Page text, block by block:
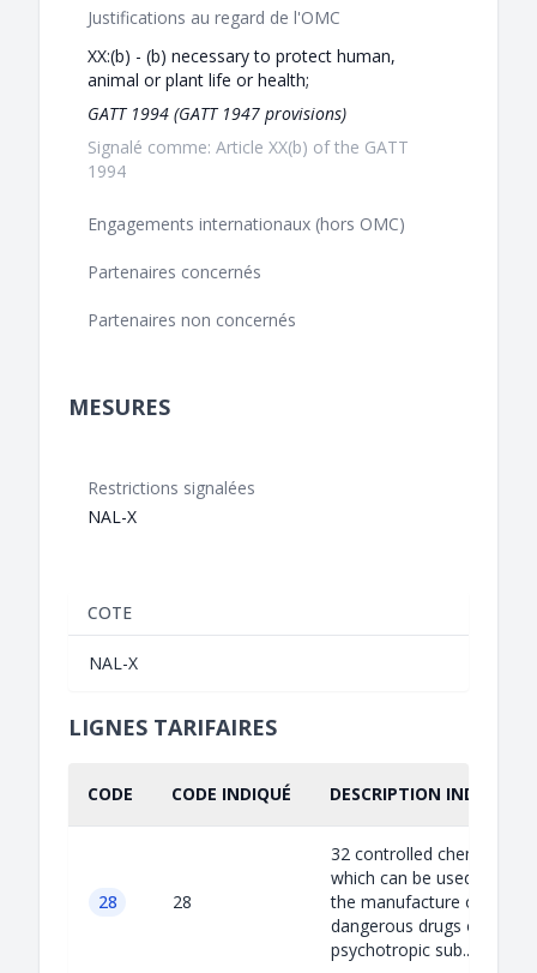
Justifications au regard de l'OMC
XX:(b) - (b) necessary to protect human,
animal or plant life or health;
GATT 1994 (GATT 1947 provisions)
Signalé comme: Article XX(b) of the GATT
1994
Engagements internationaux (hors OMC)
Partenaires concernés
Partenaires non concernés
MESURES
Restrictions signalées
NAL-X
COTE
NAL-X
LIGNES TARIFAIRES
CODE CODE INDIQUÉ DESCRIPTION INDIQUÉE
28 28
32 controlled chemicals
which can be used for
the manufacture of
dangerous drugs or
psychotropic sub...